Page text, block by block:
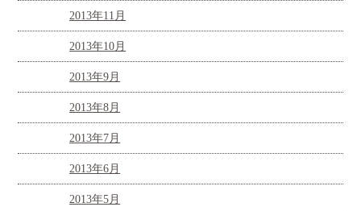
2013年11月
2013年10月
2013年9月
2013年8月
2013年7月
2013年6月
2013年5月